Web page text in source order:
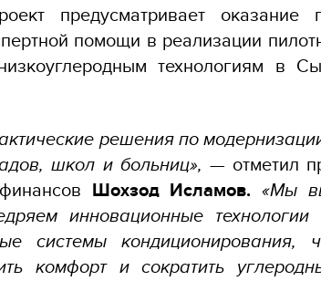
предусматривает оказание
помощи в реализации
технологиям в
решения по
школ и больниц», — отметил
Шохзод Исламов. «Мы
инновационные
системы кондиционирования,
комфорт и сократить